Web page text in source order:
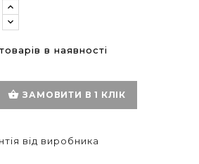
в наявності
shopping_basket ЗАМОВИТИ В 1 КЛІК
від виробника